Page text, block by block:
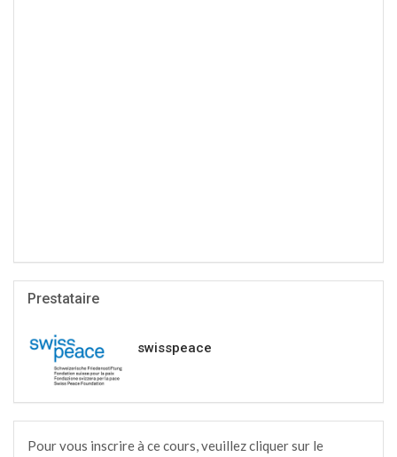
Prestataire
swisspeace
Pour vous inscrire à ce cours, veuillez cliquer sur le